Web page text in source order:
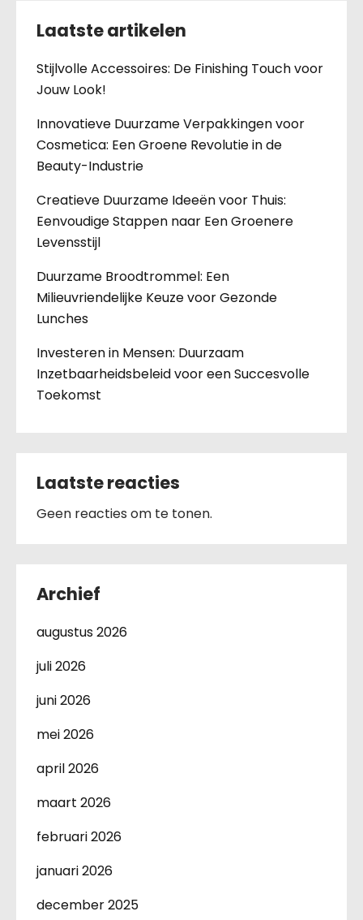
Laatste artikelen
Stijlvolle Accessoires: De Finishing Touch voor
Jouw Look!
Innovatieve Duurzame Verpakkingen voor
Cosmetica: Een Groene Revolutie in de
Beauty-Industrie
Creatieve Duurzame Ideeën voor Thuis:
Eenvoudige Stappen naar Een Groenere
Levensstijl
Duurzame Broodtrommel: Een
Milieuvriendelijke Keuze voor Gezonde
Lunches
Investeren in Mensen: Duurzaam
Inzetbaarheidsbeleid voor een Succesvolle
Toekomst
Laatste reacties
Geen reacties om te tonen.
Archief
augustus 2026
juli 2026
juni 2026
mei 2026
april 2026
maart 2026
februari 2026
januari 2026
december 2025